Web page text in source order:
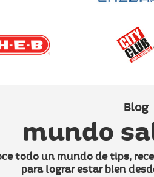
Blog
mundo
todo un mundo de tips,
para lograr estar bien